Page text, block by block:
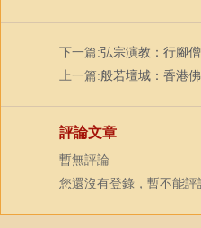
下一篇:弘宗演教：行腳
上一篇:般若壇城：香港
評論文章
暫無評論
您還沒有登錄，暫不能評